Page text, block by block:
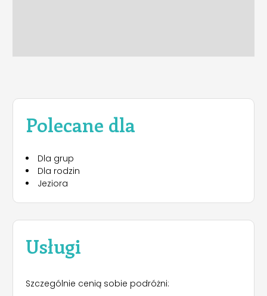
Polecane dla
Dla grup
Dla rodzin
Jeziora
Usługi
Szczególnie cenią sobie podróżni: